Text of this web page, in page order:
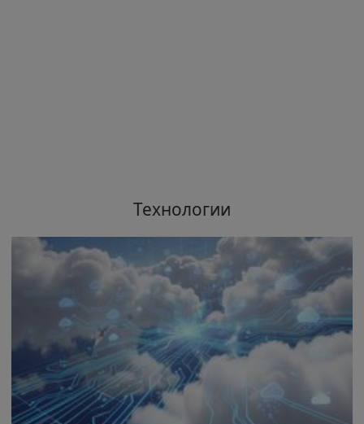
Технологии